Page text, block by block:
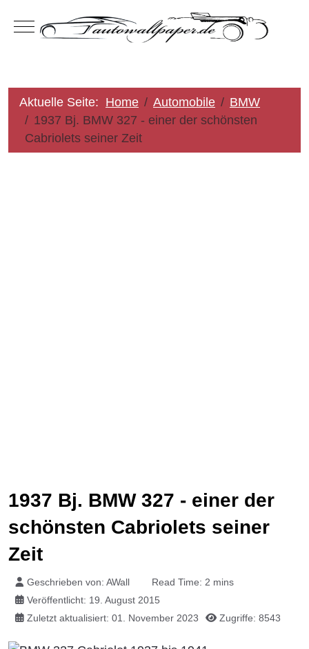
Mobile Menu Toggle
Aktuelle Seite: Home Automobile
BMW
1937 Bj. BMW 327 - einer der schönsten
Cabriolets seiner Zeit
1937 Bj. BMW 327 - einer der
schönsten Cabriolets seiner
Zeit
Geschrieben von: AWall
Read Time: 2 mins
Veröffentlicht: 19. August 2015
Zuletzt aktualisiert: 01. November 2023
Zugriffe: 8543